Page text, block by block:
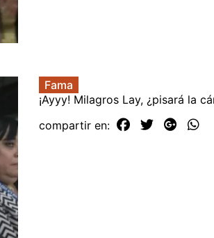
Fama
¡Ayyy! Milagros Lay, ¿pisará la
compartir en: